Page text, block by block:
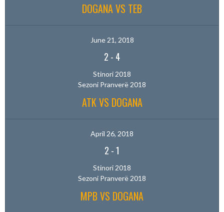
DOGANA VS TEB
June 21, 2018
2 - 4
Stinori 2018
Sezoni Pranverë 2018
ATK VS DOGANA
April 26, 2018
2 -1
Stinori 2018
Sezoni Pranverë 2018
MPB VS DOGANA